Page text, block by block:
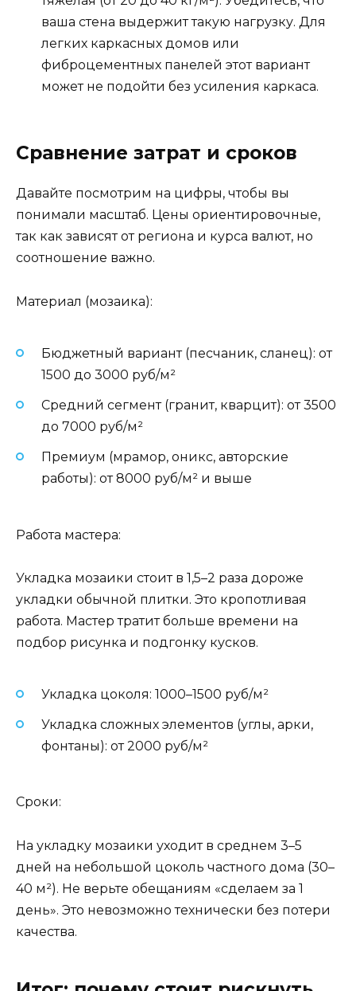
ваша стена выдержит такую нагрузку. Для
легких каркасных домов или
фиброцементных панелей этот вариант
может не подойти без усиления каркаса.
Сравнение затрат и сроков
Давайте посмотрим на цифры, чтобы вы
понимали масштаб. Цены ориентировочные,
так как зависят от региона и курса валют, но
соотношение важно.
Материал (мозаика):
Бюджетный вариант (песчаник, сланец): от
1500 до 3000 руб/м²
Средний сегмент (гранит, кварцит): от 3500
до 7000 руб/м²
Премиум (мрамор, оникс, авторские
работы): от 8000 руб/м² и выше
Работа мастера:
Укладка мозаики стоит в 1,5–2 раза дороже
укладки обычной плитки. Это кропотливая
работа. Мастер тратит больше времени на
подбор рисунка и подгонку кусков.
Укладка цоколя: 1000–1500 руб/м²
Укладка сложных элементов (углы, арки,
фонтаны): от 2000 руб/м²
Сроки:
На укладку мозаики уходит в среднем 3–5
дней на небольшой цоколь частного дома (30–
40 м²). Не верьте обещаниям «сделаем за 1
день». Это невозможно технически без потери
качества.